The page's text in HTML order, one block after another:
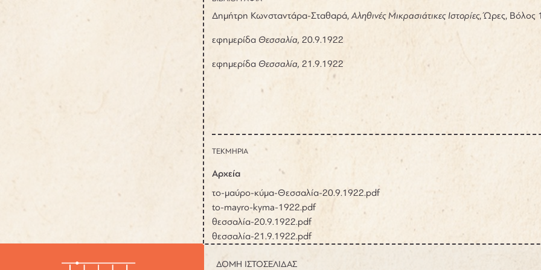
Δημήτρη Κωνσταντάρα-Σταθαρά, Αληθινές Μικρασιάτικες Ιστορίες, Ώρες, Βόλος
εφημερίδα Θεσσαλία, 20.9.1922
εφημερίδα Θεσσαλία, 21.9.1922
ΤΕΚΜΗΡΙΑ
Αρχεία
το-μαύρο-κύμα-Θεσσαλία-20.9.1922.pdf
to-mayro-kyma-1922.pdf
θεσσαλία-20.9.1922.pdf
θεσσαλία-21.9.1922.pdf
ΔΟΜΗ ΙΣΤΟΣΕΛΙΔΑΣ